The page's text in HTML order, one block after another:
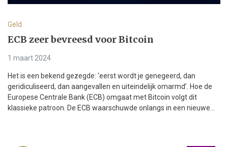
Geld
ECB zeer bevreesd voor Bitcoin
1 maart 2024
Het is een bekend gezegde: ‘eerst wordt je genegeerd, dan
geridiculiseerd, dan aangevallen en uiteindelijk omarmd’. Hoe de
Europese Centrale Bank (ECB) omgaat met Bitcoin volgt dit
klassieke patroon. De ECB waarschuwde onlangs in een nieuwe...